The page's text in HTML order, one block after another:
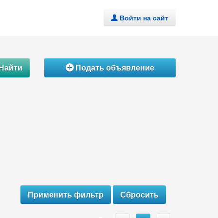
. Войти на сайт
ÁПодать объявление